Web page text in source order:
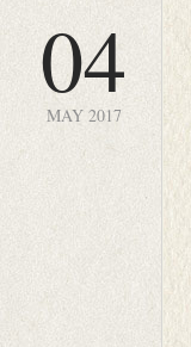
04
MAY 2017